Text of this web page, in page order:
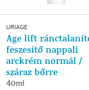
URIAGE
Age lift
feszesítő nappali
arckrém normál /
száraz bőrre
40ml